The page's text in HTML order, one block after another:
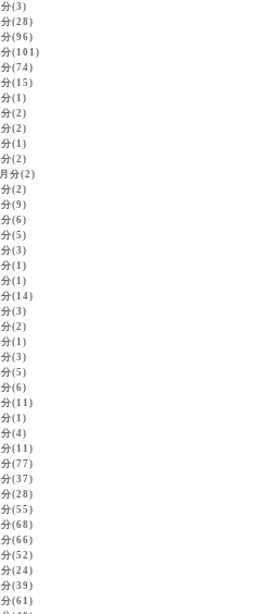
(3)
(28)
(96)
(101)
(74)
(15)
(1)
(2)
(2)
(1)
(2)
分(2)
(2)
(9)
(6)
(5)
(3)
(1)
(1)
(14)
(3)
(2)
(1)
(3)
(5)
(6)
(11)
(1)
(4)
(11)
(77)
(37)
(28)
(55)
(68)
(66)
(52)
(24)
(39)
(61)